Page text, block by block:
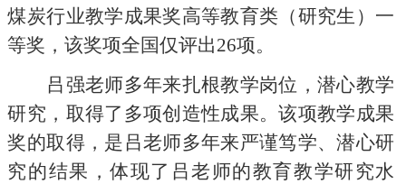
煤炭行业教学成果奖高等教育类（研究生）一
等奖，该奖项全国仅评出26项。
吕强老师多年来扎根教学岗位，潜心教学
研究，取得了多项创造性成果。该项教学成果
奖的取得，是吕老师多年来严谨笃学、潜心研
究的结果，体现了吕老师的教育教学研究水